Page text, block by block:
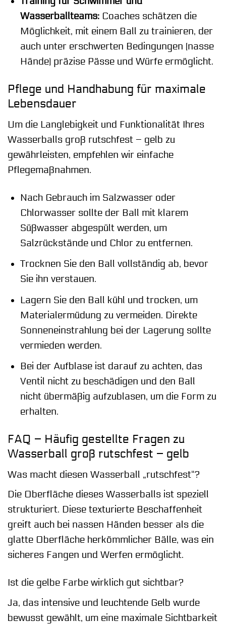
Wasserballteams:Coaches schätzen die
Möglichkeit, mit einem Ball zu trainieren, der
auch unter erschwerten Bedingungen (nasse
Hände) präzise Pässe und Würfe ermöglicht.
Pflege und Handhabung für maximale
Lebensdauer
Um die Langlebigkeit und Funktionalität Ihres
Wasserballs groß rutschfest – gelb zu
gewährleisten, empfehlen wir einfache
Pflegemaßnahmen.
Nach Gebrauch im Salzwasser oder
Chlorwasser sollte der Ball mit klarem
Süßwasser abgespült werden, um
Salzrückstände und Chlor zu entfernen.
Trocknen Sie den Ball vollständig ab, bevor
Sie ihn verstauen.
Lagern Sie den Ball kühl und trocken, um
Materialermüdung zu vermeiden. Direkte
Sonneneinstrahlung bei der Lagerung sollte
vermieden werden.
Bei der Aufblase ist darauf zu achten, das
Ventil nicht zu beschädigen und den Ball
nicht übermäßig aufzublasen, um die Form zu
erhalten.
FAQ – Häufig gestellte Fragen zu
Wasserball groß rutschfest – gelb
Was macht diesen Wasserball „rutschfest“?
Die Oberfläche dieses Wasserballs ist speziell
strukturiert. Diese texturierte Beschaffenheit
greift auch bei nassen Händen besser als die
glatte Oberfläche herkömmlicher Bälle, was ein
sicheres Fangen und Werfen ermöglicht.
Ist die gelbe Farbe wirklich gut sichtbar?
Ja, das intensive und leuchtende Gelb wurde
bewusst gewählt, um eine maximale Sichtbarkeit